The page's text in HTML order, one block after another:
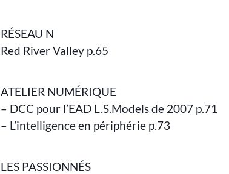
RÉSEAU N
Red River Valley p.65
ATELIER NUMÉRIQUE
– DCC pour l’EAD L.S.Models de 2007 p.71
– L’intelligence en périphérie p.73
LES PASSIONNÉS